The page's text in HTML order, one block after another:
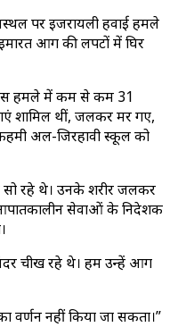
पर इजरायली हवाई हमले
आग की लपटों में घिर
इस हमले में कम से कम 31
शामिल थीं, जलकर मर गए,
अल-जिरहावी स्कूल को
रहे थे। उनके शरीर जलकर
सेवाओं के निदेशक
चीख रहे थे। हम उन्हें आग
वर्णन नहीं किया जा सकता।”